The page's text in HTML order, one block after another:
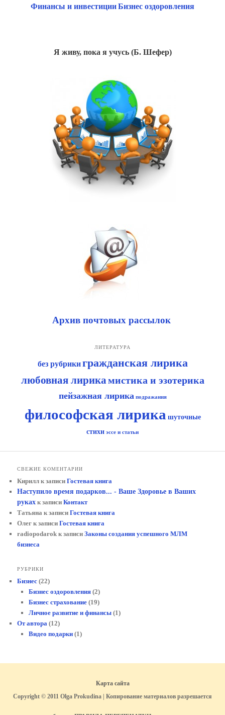
Финансы и инвестицииБизнес оздоровления
Я живу, пока я учусь (Б. Шефер)
Архив почтовых рассылок
ЛИТЕРАТУРА
без рубрики гражданская лирика
любовная лирикамистика и эзотерика
пейзажная лирика подражания
философская лирика шуточные
стихи эссе и статьи
СВЕЖИЕ КОМЕНТАРИИ
Кирилл к записиГостевая книга
Наступило время подарков... - Ваше Здоровье в Ваших
руках к записиКонтакт
Татьяна к записиГостевая книга
Олег к записиГостевая книга
radiopodarok к записиЗаконы создания успешного МЛМ
бизнеса
РУБРИКИ
Бизнес (22)
Бизнес оздоровления(2)
Бизнес страхование(19)
Личное развитие и финансы(1)
От автора (12)
Видео подарки(1)
Карта сайта
Copyright © 2011 Olga Prokudina | Копирование материалов разрешается